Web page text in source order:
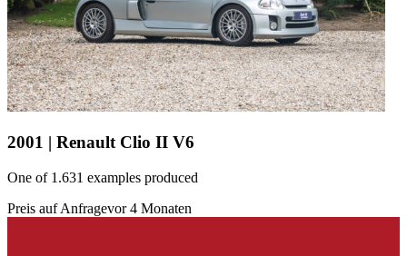
2001 | Renault Clio II V6
One of 1.631 examples produced
Preis auf Anfragevor 4 Monaten